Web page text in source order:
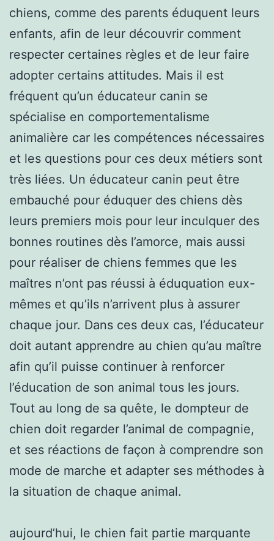
chiens, comme des parents éduquent leurs
enfants, afin de leur découvrir comment
respecter certaines règles et de leur faire
adopter certains attitudes. Mais il est
fréquent qu’un éducateur canin se
spécialise en comportementalisme
animalière car les compétences nécessaires
et les questions pour ces deux métiers sont
très liées. Un éducateur canin peut être
embauché pour éduquer des chiens dès
leurs premiers mois pour leur inculquer des
bonnes routines dès l’amorce, mais aussi
pour réaliser de chiens femmes que les
maîtres n’ont pas réussi à éduquation eux-
mêmes et qu’ils n’arrivent plus à assurer
chaque jour. Dans ces deux cas, l’éducateur
doit autant apprendre au chien qu’au maître
afin qu’il puisse continuer à renforcer
l’éducation de son animal tous les jours.
Tout au long de sa quête, le dompteur de
chien doit regarder l’animal de compagnie,
et ses réactions de façon à comprendre son
mode de marche et adapter ses méthodes à
la situation de chaque animal.
aujourd’hui, le chien fait partie marquante